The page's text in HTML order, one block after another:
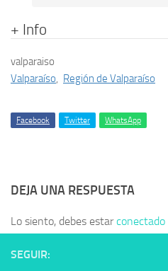
+ Info
valparaiso
Valparaíso, Región de Valparaíso
Facebook Twitter WhatsApp
DEJA UNA RESPUESTA
Lo siento, debes estarconectado
SEGUIR: